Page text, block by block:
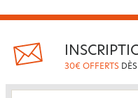
30€ OFFERTS